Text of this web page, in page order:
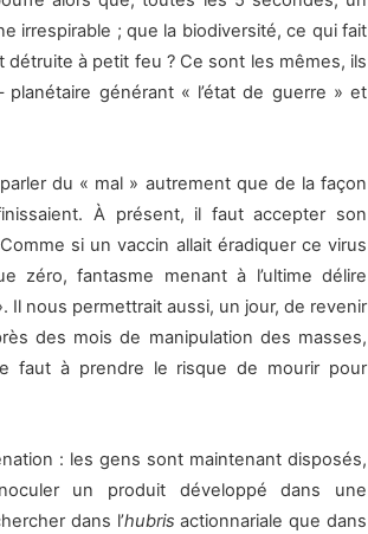
irrespirable ; que la biodiversité, ce qui fait
à petit feu ? Ce sont les mêmes, ils
générant « l’état de guerre » et
du « mal » autrement que de la façon
À présent, il faut accepter son
si un vaccin allait éradiquer ce virus
zéro, fantasme menant à l’ultime délire
Il nous permettrait aussi, un jour, de revenir
des mois de manipulation des masses,
faut à prendre le risque de mourir pour
: les gens sont maintenant disposés,
un produit développé dans une
dans l’hubrisactionnariale que dans